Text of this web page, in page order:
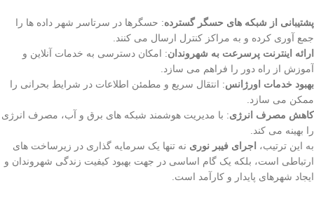
پشتیبانی از شبکه های حسگر گسترده: حسگرها در سرتاسر شهر داده ها را
جمع آوری کرده و به مراکز کنترل ارسال می کنند.
ارائه اینترنت پرسرعت به شهروندان: امکان دسترسی به خدمات آنلاین و
آموزش از راه دور را فراهم می سازد.
بهبود خدمات اورژانس: انتقال سریع و مطمئن اطلاعات در شرایط بحرانی را
ممکن می سازد.
کاهش مصرف انرژی: با مدیریت هوشمند شبکه های برق و آب، مصرف انرژی
را بهینه می کند.
به این ترتیب،
اجرای فیبر نوری نه تنها یک سرمایه گذاری در زیرساخت های
ارتباطی است، بلکه یک گام اساسی در جهت بهبود کیفیت زندگی شهروندان و
ایجاد شهرهای پایدار و کارآمد است.